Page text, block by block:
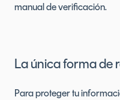
manual de verificación.
La única forma de
Para proteger tu